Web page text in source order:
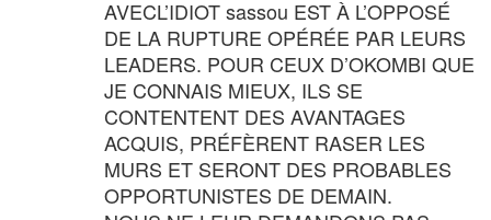
AVECL’IDIOT sassou EST À L’OPPOSÉ
DE LA RUPTURE OPÉRÉE PAR LEURS
LEADERS. POUR CEUX D’OKOMBI QUE
JE CONNAIS MIEUX, ILS SE
CONTENTENT DES AVANTAGES
ACQUIS, PRÉFÈRENT RASER LES
MURS ET SERONT DES PROBABLES
OPPORTUNISTES DE DEMAIN.